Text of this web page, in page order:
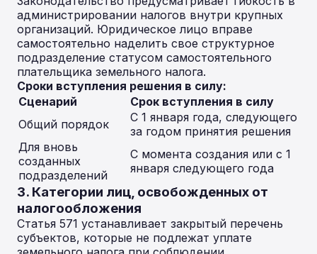
администрировании налогов внутри крупных
организаций. Юридическое лицо вправе
самостоятельно наделить свое структурное
подразделение статусом самостоятельного
плательщика земельного налога.
Сроки вступления решения в силу:
Сценарий
Срок вступления в силу
Общий порядок
С 1 января года, следующего
за годом принятия решения
Для вновь
созданных
подразделений
С момента создания или с 1
января следующего года
3. Категории лиц, освобожденных от
налогообложения
Статья 571 устанавливает закрытый перечень
субъектов, которые не подлежат уплате